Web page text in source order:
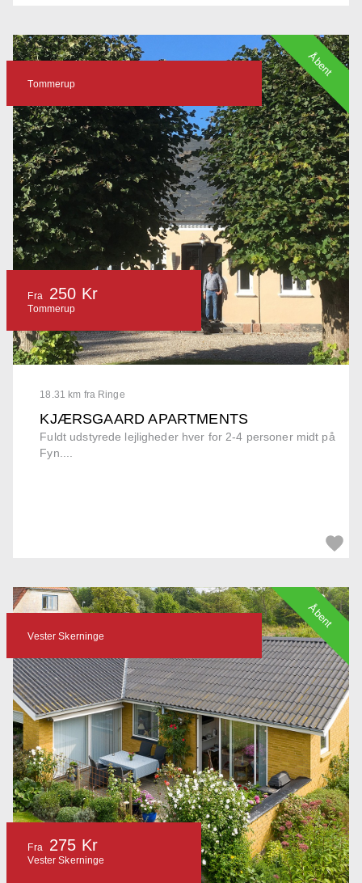
18.31 km fra Ringe
KJÆRSGAARD APARTMENTS
Fuldt udstyrede lejligheder hver for 2-4 personer midt på
Fyn....
Tommerup
Fra 250 Kr
Tommerup
Åbent
Vester Skerninge
Fra 275 Kr
Vester Skerninge
Åbent